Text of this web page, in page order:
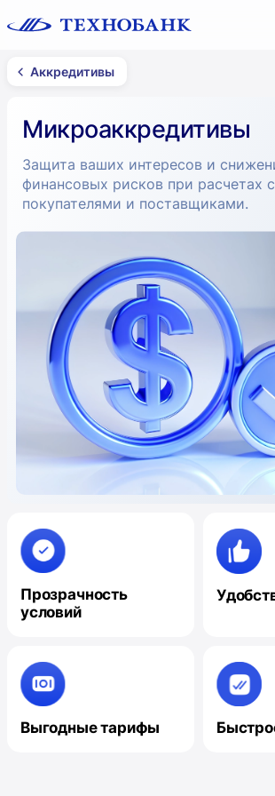
Аккредитивы
Микроаккредитивы
Защита ваших интересов и
финансовых рисков при расчетах с
покупателями и поставщиками.
Прозрачность
условий
Выгодные тарифы